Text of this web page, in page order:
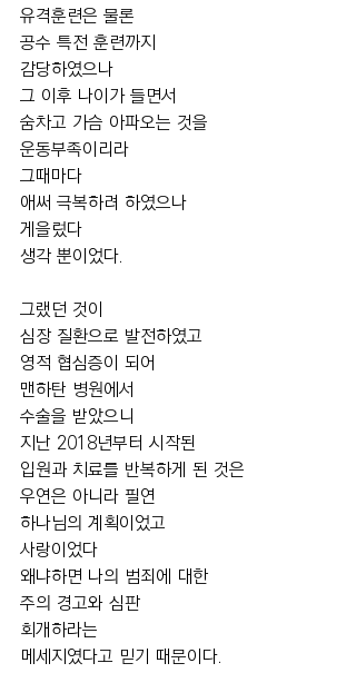
유격훈련은 물론
공수 특전 훈련까지
감당하였으나
그 이후 나이가 들면서
숨차고 가슴 아파오는 것을
운동부족이리라
그때마다
애써 극복하려 하였으나
게을렀다
생각 뿐이었다.
그랬던 것이
심장 질환으로 발전하였고
영적 협심증이 되어
맨하탄 병원에서
수술을 받았으니
지난 2018년부터 시작된
입원과 치료를 반복하게 된 것은
우연은 아니라 필연
하나님의 계획이었고
사랑이었다
왜냐하면 나의 범죄에 대한
주의 경고와 심판
회개하라는
메세지였다고 믿기 때문이다.